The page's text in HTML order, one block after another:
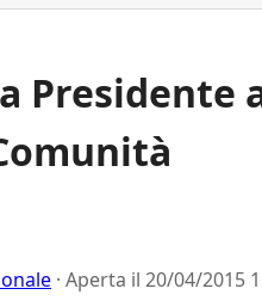
Presidente
· Aperta il 20/04/2015